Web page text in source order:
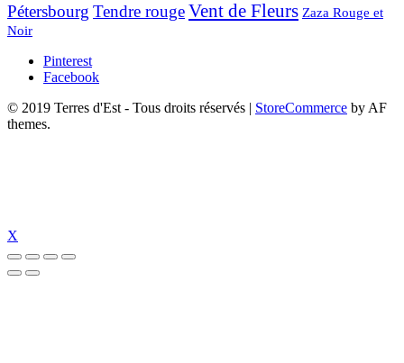
Pétersbourg Tendre rougeVent de Fleurs Zaza Rouge et
Noir
Pinterest
Facebook
© 2019 Terres d'Est - Tous droits réservés
StoreCommerce by AF
themes.
X